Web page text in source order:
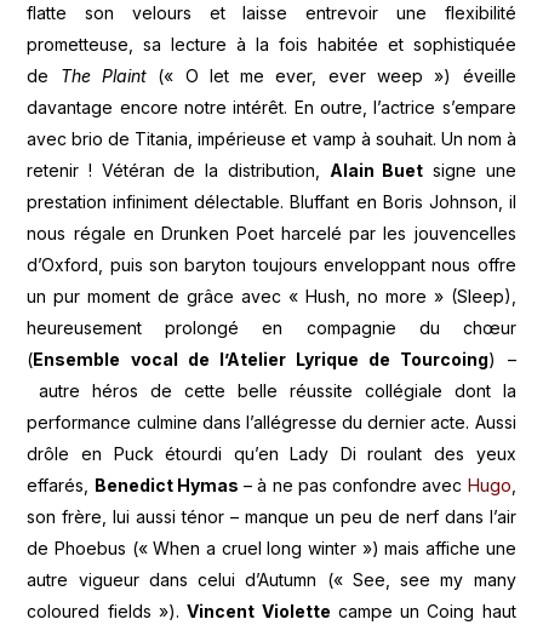
flatte son velours et laisse entrevoir une flexibilité
prometteuse, sa lecture à la fois habitée et sophistiquée
de The Plaint (« O let me ever, ever weep ») éveille
davantage encore notre intérêt. En outre, l’actrice s’empare
avec brio de Titania, impérieuse et vamp à souhait. Un nom à
retenir ! Vétéran de la distribution, Alain Buet signe une
prestation infiniment délectable. Bluffant en Boris Johnson, il
nous régale en Drunken Poet harcelé par les jouvencelles
d’Oxford, puis son baryton toujours enveloppant nous offre
un pur moment de grâce avec « Hush, no more » (Sleep),
heureusement prolongé en compagnie du chœur
(Ensemble vocal de l’Atelier Lyrique de Tourcoing) –
autre héros de cette belle réussite collégiale dont la
performance culmine dans l’allégresse du dernier acte. Aussi
drôle en Puck étourdi qu’en Lady Di roulant des yeux
effarés, Benedict Hymas – à ne pas confondre avec Hugo
son frère, lui aussi ténor – manque un peu de nerf dans l’air
de Phoebus (« When a cruel long winter ») mais affiche une
autre vigueur dans celui d’Autumn (« See, see my many
coloured fields »).Vincent Violette campe un Coing haut